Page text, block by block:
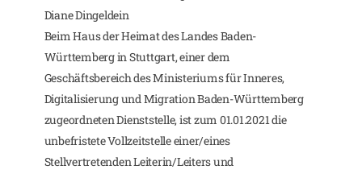
Diane Dingeldein
Beim Haus der Heimat des Landes Baden-
Württemberg in Stuttgart, einer dem
Geschäftsbereich des Ministeriums für Inneres,
Digitalisierung und Migration Baden-Württemberg
zugeordneten Dienststelle, ist zum 01.01.2021 die
unbefristete Vollzeitstelle einer/eines
Stellvertretenden Leiterin/Leiters und